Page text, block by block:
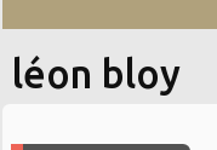
léon bloy